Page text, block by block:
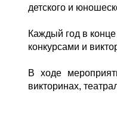
детского и
Каждый год в
конкурсами и
В ходе
викторинах,